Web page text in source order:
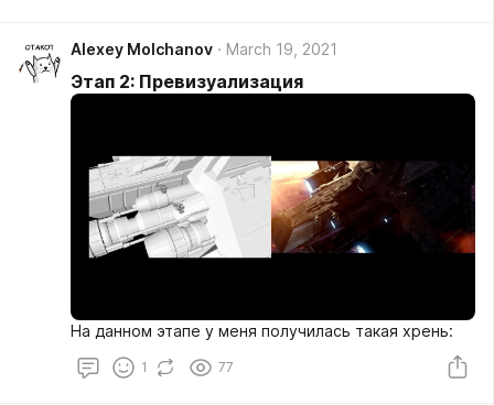
Alexey Molchanov March 19, 2021
Этап 2: Превизуализация
На данном этапе у меня получилась такая хрень:
1 77